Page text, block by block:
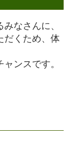
なさんに、
だくため、体
ンスです。